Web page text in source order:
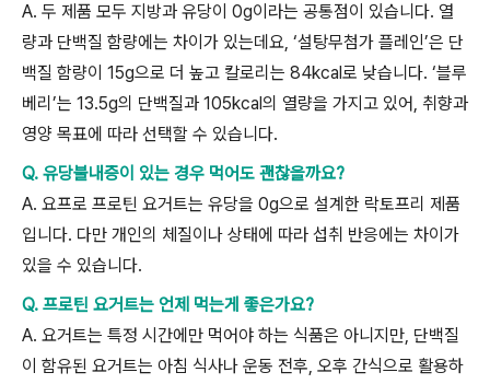
A. 두 제품 모두 지방과 유당이 0g이라는 공통점이 있습니다. 열
량과 단백질 함량에는 차이가 있는데요 , ‘설탕무첨가 플레인’은 단
백질 함량이 15g으로 더 높고 칼로리는 84kcal로 낮습니다. ‘블루
베리 ’는 13.5g의 단백질과 105kcal의 열량을 가지고 있어 취향과
영양 목표에 따라 선택할 수 있습니다.
Q. 유당불내증이 있는 경우 먹어도 괜찮을까요?
A. 요프로 프로틴 요거트는 유당을 0g으로 설계한 락토프리 제품
입니다. 다만 개인의 체질이나 상태에 따라 섭취 반응에는 차이가
있을 수 있습니다.
Q. 프로틴 요거트는 언제 먹는게 좋은가요?
A. 요거트는 특정 시간에만 먹어야 하는 식품은 아니지만 단백질
이 함유된 요거트는 아침 식사나 운동 전후 오후 간식으로 활용하